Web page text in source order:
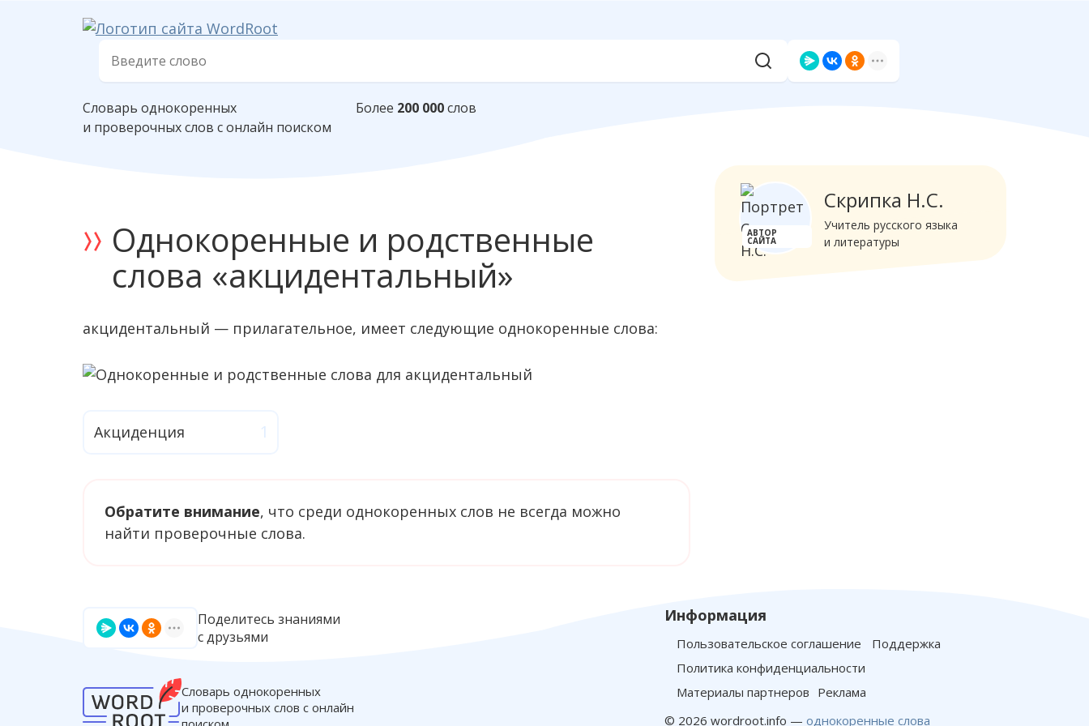
Словарь однокоренных
и проверочных слов с онлайн поиском
Более 200 000слов
Однокоренные и родственные
слова «акцидентальный»
акцидентальный — прилагательное, имеет следующие однокоренные слова:
Акциденция
Обратите внимание, что среди однокоренных слов не всегда можно
найти проверочные слова.
АВТОР
САЙТА
Скрипка Н.С.
Учитель русского языка
и литературы
Словарь однокоренных
и проверочных слов с онлайн
Информация
Пользовательское соглашение
Поддержка
Политика конфиденциальности
Материалы партнеров Реклама
© 2026 wordroot.info — однокоренные слова
Поделитесь знаниями
с друзьями